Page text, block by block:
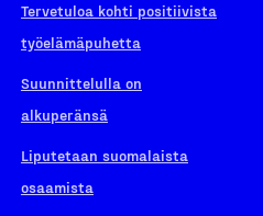
Tervetuloa kohti positiivista
työelämäpuhetta
Suunnittelulla on
alkuperänsä
Liputetaan suomalaista
osaamista